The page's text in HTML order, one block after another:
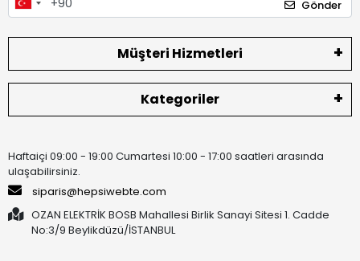
Gönder
Müşteri Hizmetleri
Kategoriler
Haftaiçi 09:00 - 19:00 Cumartesi 10:00 - 17:00 saatleri arasında
ulaşabilirsiniz.
siparis@hepsiwebte.com
OZAN ELEKTRİK BOSB Mahallesi Birlik Sanayi Sitesi 1. Cadde
No:3/9 Beylikdüzü/İSTANBUL